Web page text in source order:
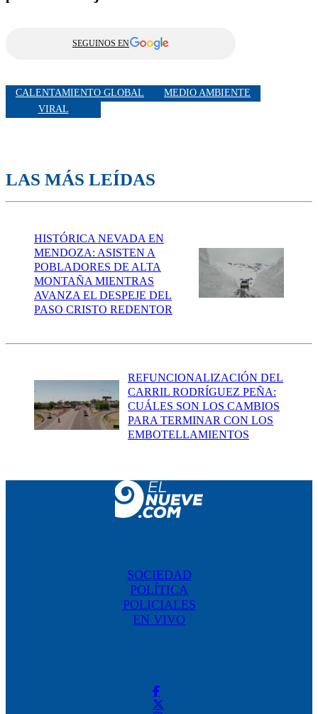
SEGUINOS EN
CALENTAMIENTO GLOBAL
MEDIO AMBIENTE
VIRAL
LAS MÁS LEÍDAS
HISTÓRICA NEVADA EN
MENDOZA: ASISTEN A
POBLADORES DE ALTA
MONTAÑA MIENTRAS
AVANZA EL DESPEJE DEL
PASO CRISTO REDENTOR
REFUNCIONALIZACIÓN DEL
CARRIL RODRÍGUEZ PEÑA:
CUÁLES SON LOS CAMBIOS
PARA TERMINAR CON LOS
EMBOTELLAMIENTOS
SOCIEDAD
POLÍTICA
POLICIALES
EN VIVO